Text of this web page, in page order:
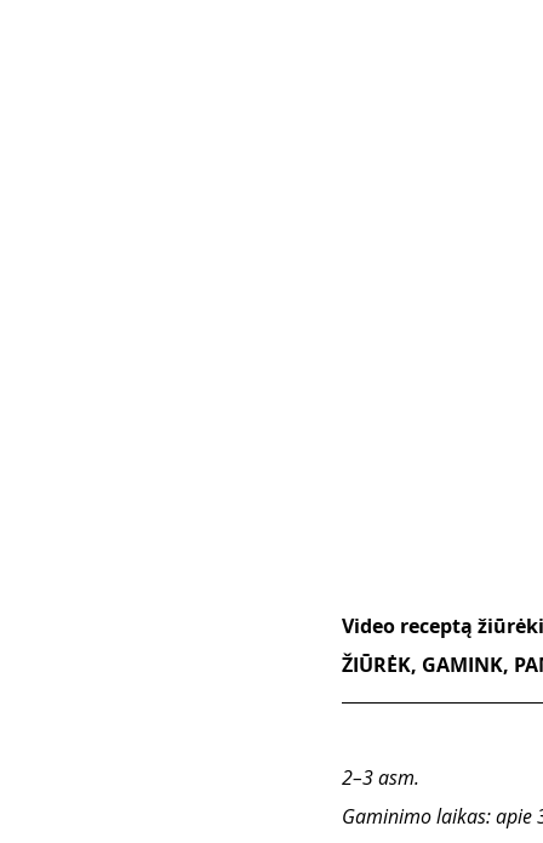
Video receptą
ŽIŪRĖK, GAMINK,
2–3 asm.
Gaminimo laikas: apie